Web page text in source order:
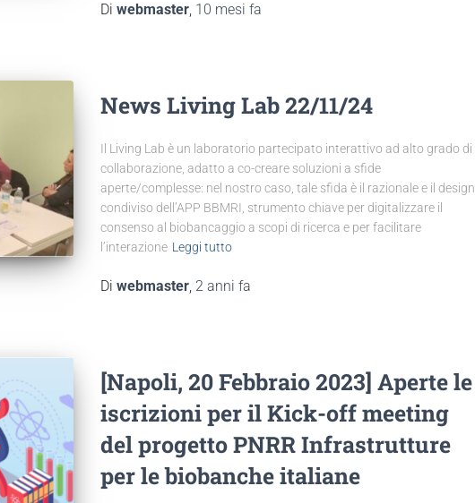
Di webmaster, 10 mesi fa
News Living Lab 22/11/24
Il Living Lab è un laboratorio partecipato interattivo ad alto grado di
collaborazione, adatto a co-creare soluzioni a sfide
aperte/complesse: nel nostro caso, tale sfida è il razionale e il design
condiviso dell’APP BBMRI, strumento chiave per digitalizzare il
consenso al biobancaggio a scopi di ricerca e per facilitare
l’interazione Leggi tutto
Di webmaster, 2 anni fa
[Napoli, 20 Febbraio 2023] Aperte le
iscrizioni per il Kick-off meeting
del progetto PNRR Infrastrutture
per le biobanche italiane